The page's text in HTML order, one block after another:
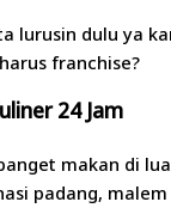
lurusin dulu ya
franchise?
24 Jam
makan di
padang,